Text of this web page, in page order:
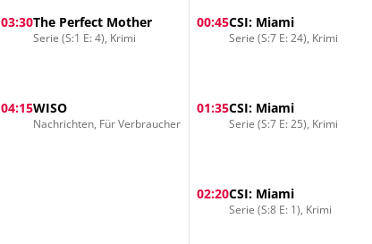
03:30The Perfect Mother
Serie (S:1 E: 4), Krimi
04:15WISO
Nachrichten, Für Verbraucher
00:45CSI: Miami
Serie (S:7 E: 24), Krimi
01:35CSI: Miami
Serie (S:7 E: 25), Krimi
02:20CSI: Miami
Serie (S:8 E: 1), Krimi